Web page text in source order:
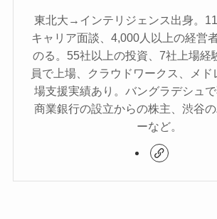
東北大→インテリジェンス出身。
キャリア面談、4,000人以上の経営
のる。55社以上の投資、7社上場経
員で上場、クラウドワークス、メド
場支援実績あり。バングラデシュで
商業銀行の設立からの株主、渋谷
ーなど。